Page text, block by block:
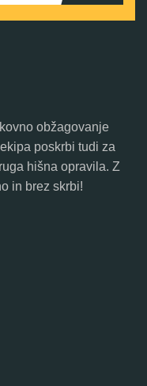
obžagovanje
poskrbi tudi za
hišna opravila. Z
in brez skrbi!